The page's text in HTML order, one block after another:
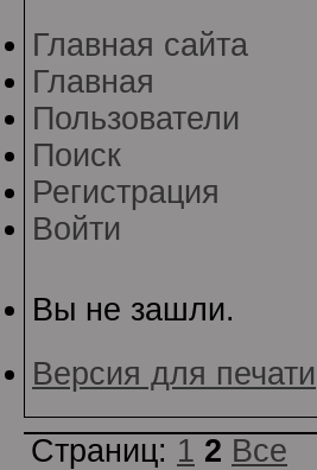
Главная сайта
Главная
Пользователи
Поиск
Регистрация
Войти
Вы не зашли.
Версия для печати
Страниц: 1 2 Все